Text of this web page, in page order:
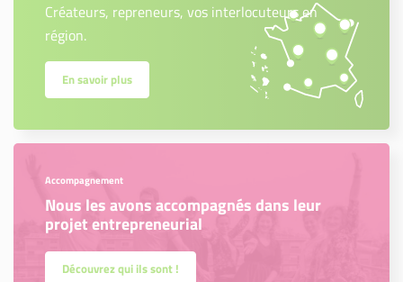
Créateurs, repreneurs, vos interlocuteurs en
région.
En savoir plus
Accompagnement
Nous les avons accompagnés dans leur
projet entrepreneurial
Découvrez qui ils sont !